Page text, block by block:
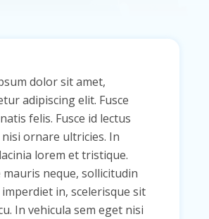
dolor sit amet,
adipiscing elit. Fusce
felis. Fusce id lectus
ornare ultricies. In
lorem et tristique.
mauris neque, sollicitudin
in, scelerisque sit
In vehicula sem eget nisi